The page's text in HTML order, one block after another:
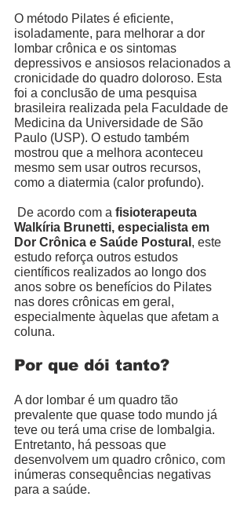
O método Pilates é eficiente,
isoladamente, para melhorar a dor
lombar crônica e os sintomas
depressivos e ansiosos relacionados a
cronicidade do quadro doloroso. Esta
foi a conclusão de uma pesquisa
brasileira realizada pela Faculdade de
Medicina da Universidade de São
Paulo (USP). O estudo também
mostrou que a melhora aconteceu
mesmo sem usar outros recursos,
como a diatermia (calor profundo).
De acordo com a fisioterapeuta
Walkíria Brunetti, especialista em
Dor Crônica e Saúde Postural , este
estudo reforça outros estudos
científicos realizados ao longo dos
anos sobre os benefícios do Pilates
nas dores crônicas em geral,
especialmente àquelas que afetam a
coluna.
Por que dói tanto?
A dor lombar é um quadro tão
prevalente que quase todo mundo já
teve ou terá uma crise de lombalgia.
Entretanto, há pessoas que
desenvolvem um quadro crônico, com
inúmeras consequências negativas
para a saúde.